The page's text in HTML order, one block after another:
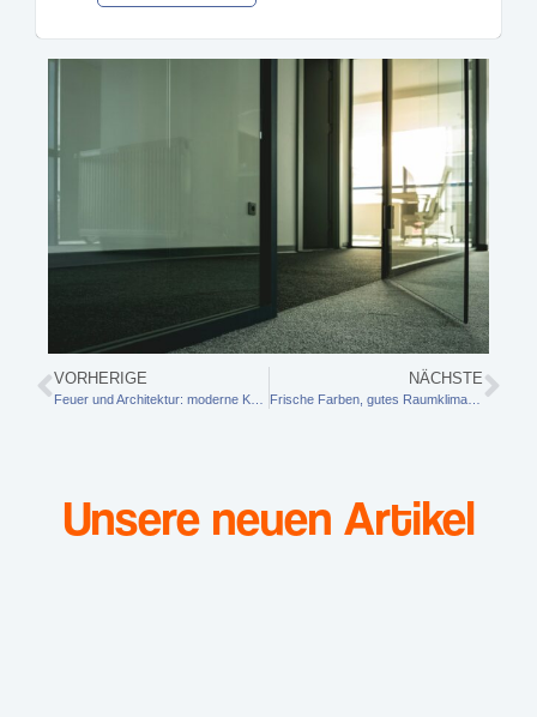
VORHERIGE NÄCHSTE
Frische Farben, gutes Raumklima: So bleiben Wände im neuen Eigenheim lange strahlend
Unsere neuen Artikel